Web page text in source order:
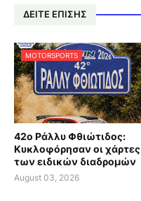
ΔΕΙΤΕ ΕΠΙΣΗΣ
MOTORSPORTS
42ο Ράλλυ Φθιώτιδος:
Κυκλοφόρησαν οι χάρτες
των ειδικών διαδρομών
August 03, 2026